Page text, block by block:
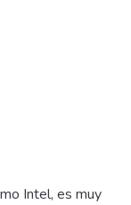
Intel, es muy